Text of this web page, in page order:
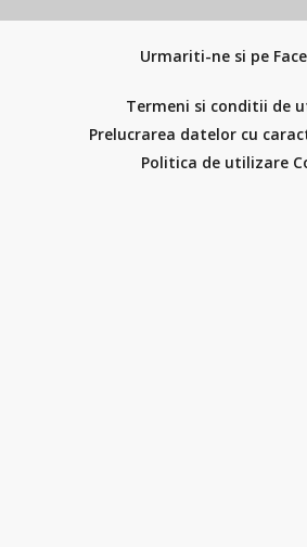
Urmariti-ne si pe
Termeni si conditii de
Prelucrarea datelor cu
Politica de utilizare